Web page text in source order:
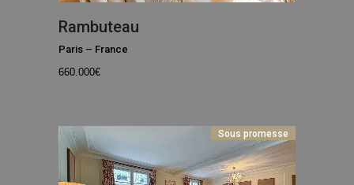
Rambuteau
Paris – France
660.000€
Sous promesse